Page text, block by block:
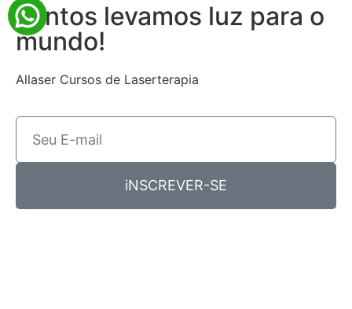
Juntos levamos luz para o
mundo!
Allaser Cursos de Laserterapia
iNSCREVER-SE